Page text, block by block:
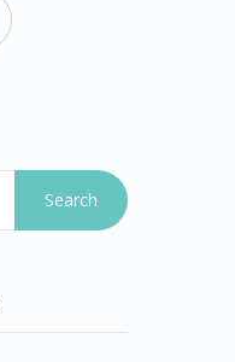
Search